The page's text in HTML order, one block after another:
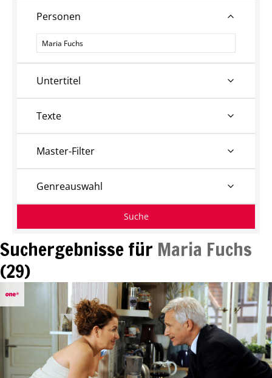
Suchergebnisse für Maria Fuchs
(29)
Personen
Personen
Untertitel
Texte
Master-Filter
Genreauswahl
Suche